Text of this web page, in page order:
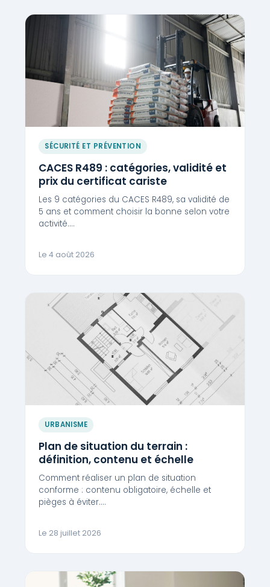
SÉCURITÉ ET PRÉVENTION
CACES R489 : catégories, validité et
prix du certificat cariste
Les 9 catégories du CACES R489, sa validité de
5 ans et comment choisir la bonne selon votre
activité.…
Le 4 août 2026
URBANISME
Plan de situation du terrain :
définition, contenu et échelle
Comment réaliser un plan de situation
conforme : contenu obligatoire, échelle et
pièges à éviter.…
Le 28 juillet 2026